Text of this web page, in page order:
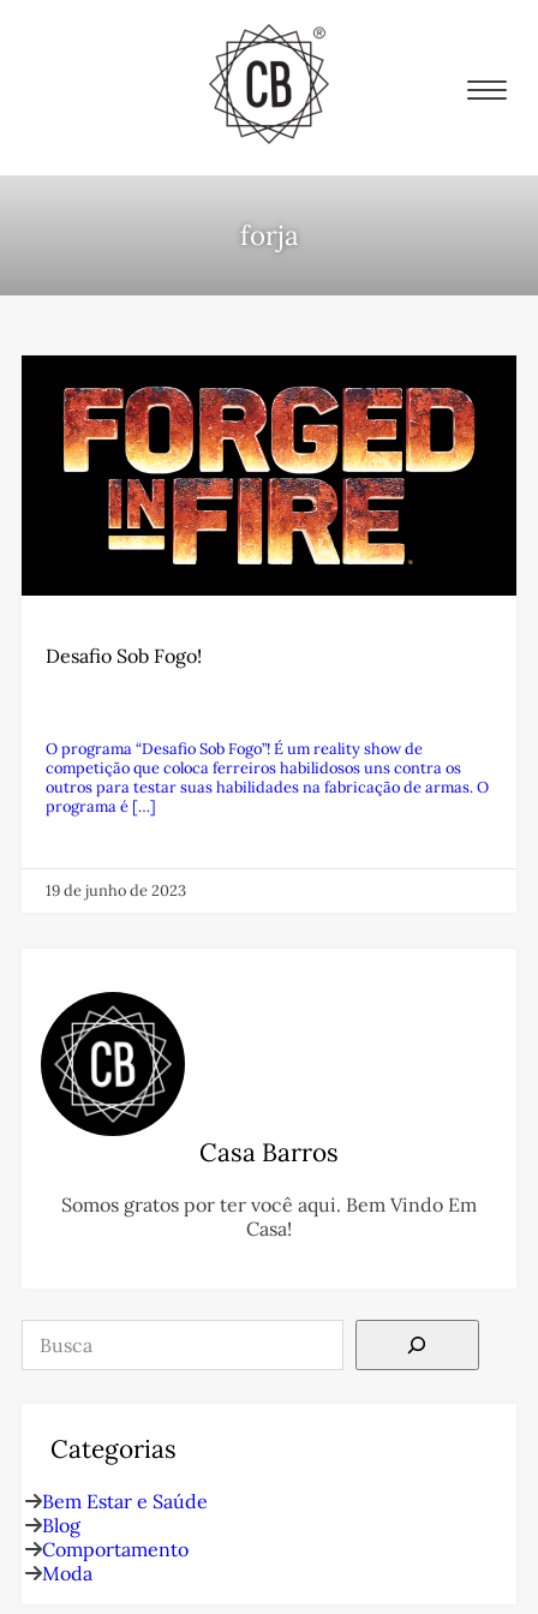
forja
Desafio Sob Fogo!
O programa “Desafio Sob Fogo”! É um reality show de
competição que coloca ferreiros habilidosos uns contra os
outros para testar suas habilidades na fabricação de armas. O
programa é […]
19 de junho de 2023
Casa Barros
Somos gratos por ter você aqui. Bem Vindo Em
Casa!
Pesquisar
Categorias
Bem Estar e Saúde
Blog
Comportamento
Moda